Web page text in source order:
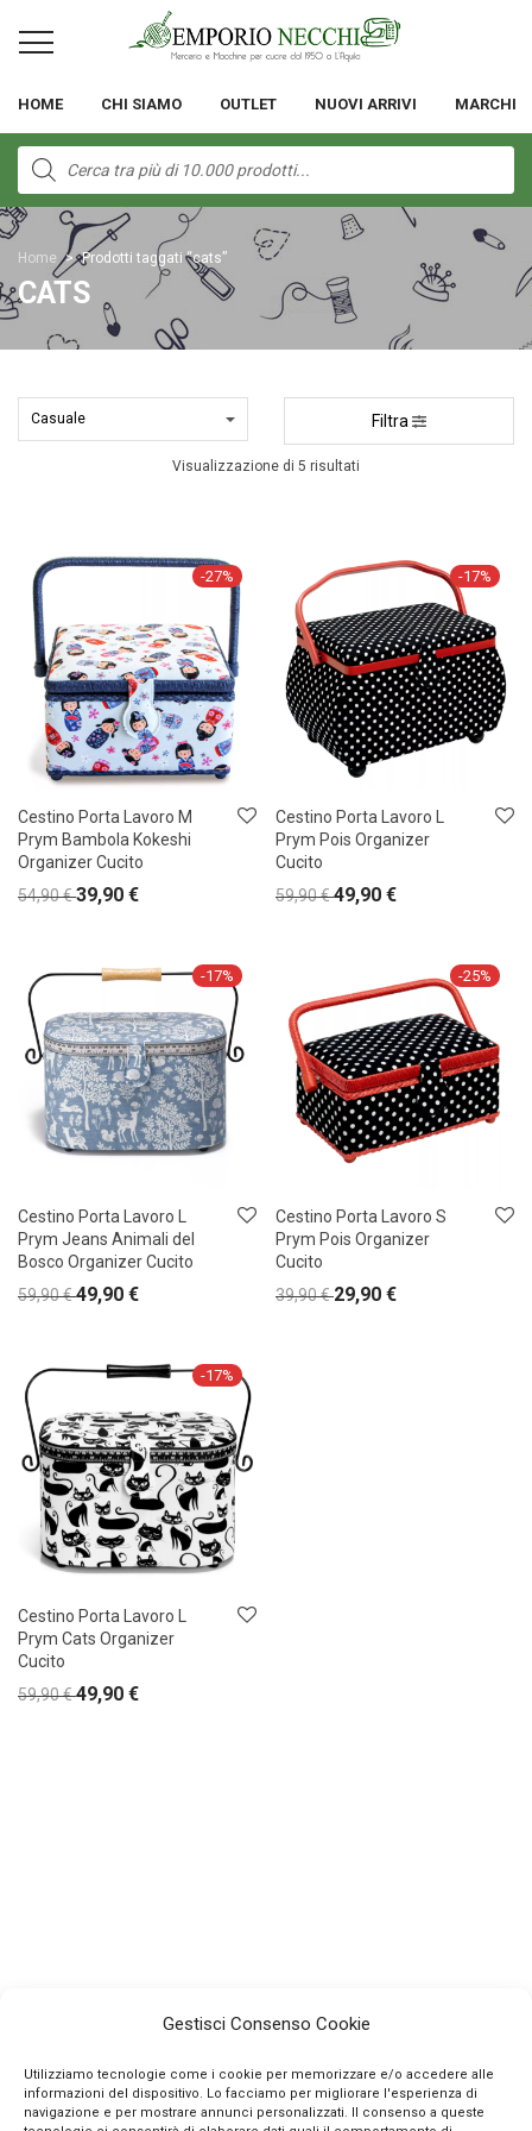
Gestisci Consenso Cookie
Utilizziamo tecnologie come i cookie per memorizzare e/o accedere alle
informazioni del dispositivo. Lo facciamo per migliorare l'esperienza di
navigazione e per mostrare annunci personalizzati. Il consenso a queste
HOME CHI SIAMO OUTLET NUOVI ARRIVI MARCHI
Products
search
Home > Prodotti taggati “cats”
CATS
Filtra
Visualizzazione di 5 risultati
-27%
Cestino Porta Lavoro M
Prym Bambola Kokeshi
Organizer Cucito
54,90€39,90 €
-17%
Cestino Porta Lavoro L
Prym Pois Organizer
Cucito
59,90€49,90 €
-17%
Cestino Porta Lavoro L
Prym Jeans Animali del
Bosco Organizer Cucito
59,90€49,90 €
-25%
Cestino Porta Lavoro S
Prym Pois Organizer
Cucito
39,90€ 29,90 €
-17%
Cestino Porta Lavoro L
Prym Cats Organizer
Cucito
59,90€49,90 €